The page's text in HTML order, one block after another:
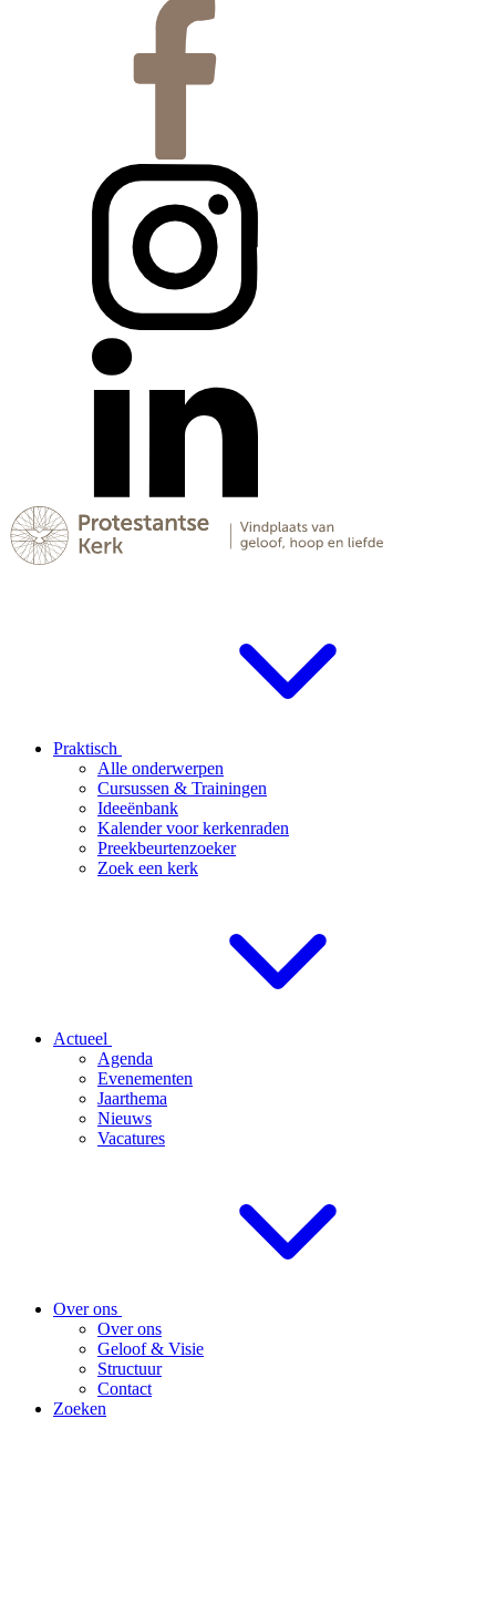
Praktisch
Alle onderwerpen
Cursussen & Trainingen
Ideeënbank
Kalender voor kerkenraden
Preekbeurtenzoeker
Zoek een kerk
Actueel
Agenda
Evenementen
Jaarthema
Nieuws
Vacatures
Over ons
Over ons
Geloof & Visie
Structuur
Contact
Zoeken